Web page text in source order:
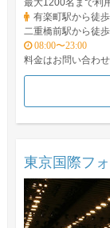
最大1200名まで利
有楽町駅から徒
二重橋前駅から徒
08:00〜23:00
料金はお問い合わ
東京国際フ